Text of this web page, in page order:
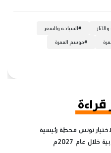
#السياحة والسفر
#موسم العمرة
قراءة
تونس محطة رئيسية
خلال عام 2027م